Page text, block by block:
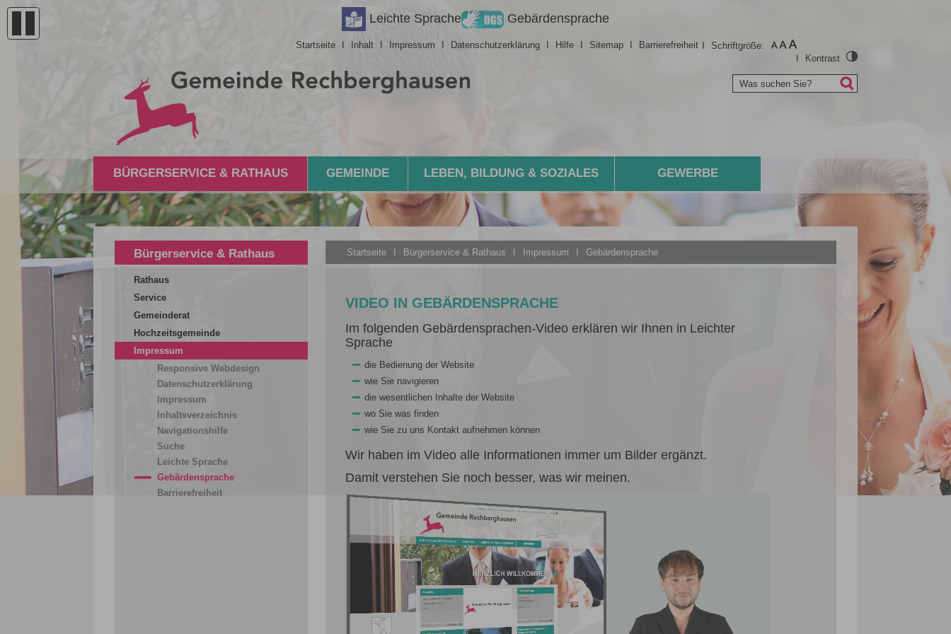
Barrierefreiheit
Leichte Sprache Gebärdensprache
Startseite Inhalt Impressum Datenschutzerklärung Hilfe Sitemap Barrierefreiheit
Schriftgröße:
Kontrast
Was suchen Sie?
BÜRGERSERVICE & RATHAUS GEMEINDE LEBEN, BILDUNG & SOZIALES GEWERBE
Bürgerservice & Rathaus Startseite Bürgerservice & Rathaus Impressum Gebärdensprache
Rathaus
Service
Gemeinderat
Hochzeitsgemeinde
Impressum
Responsive Webdesign
Datenschutzerklärung
Impressum
Inhaltsverzeichnis
Navigationshilfe
Suche
Leichte Sprache
Gebärdensprache
Barrierefreiheit
VIDEO IN GEBÄRDENSPRACHE
Im folgenden Gebärdensprachen-Video erklären wir Ihnen in Leichter
Sprache
die Bedienung der Website
wie Sie navigieren
die wesentlichen Inhalte der Website
wo Sie was finden
wie Sie zu uns Kontakt aufnehmen können
Wir haben im Video alle Informationen immer um Bilder ergänzt.
Damit verstehen Sie noch besser, was wir meinen.